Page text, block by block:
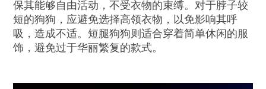
保其能够自由活动，不受衣物的束缚。对于脖子较
短的狗狗，应避免选择高领衣物，以免影响其呼
吸，造成不适。短腿狗狗则适合穿着简单休闲的服
饰，避免过于华丽繁复的款式。